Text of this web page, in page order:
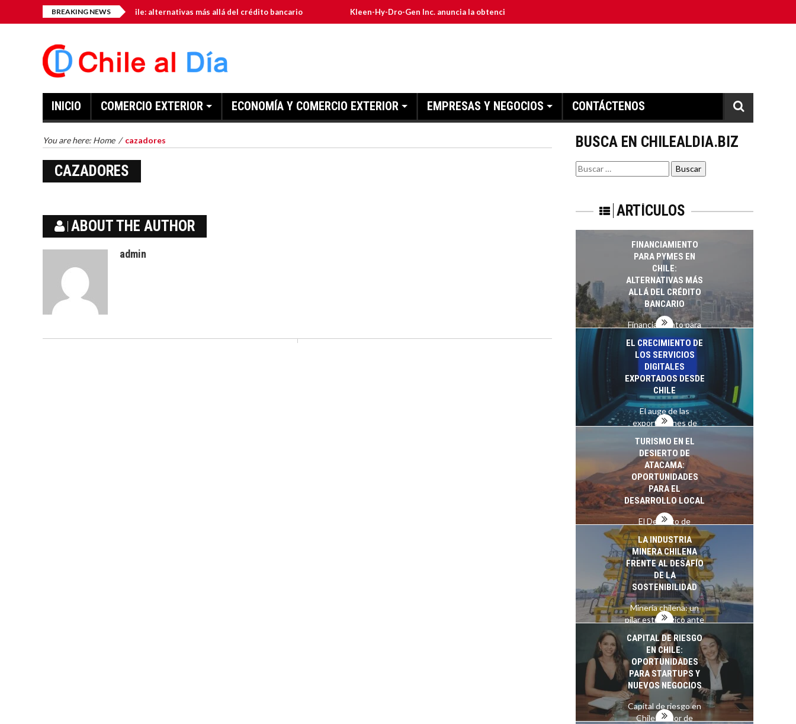
BREAKING NEWS
para pymes en Chile: alternativas más allá del crédito bancario Kleen-Hy-Dro-Gen Inc. anuncia la obtención de las certificaciones ISO 9001:2015 y TSSA
INICIO COMERCIO EXTERIOR ECONOMÍA Y COMERCIO EXTERIOR EMPRESAS Y NEGOCIOS CONTÁCTENOS
You are here: Home / cazadores
CAZADORES
ABOUT THE AUTHOR
admin
BUSCA EN CHILEALDIA.BIZ
Buscar
por:
ARTÍCULOS
FINANCIAMIENTO
PARA PYMES EN
CHILE:
ALTERNATIVAS MÁS
ALLÁ DEL CRÉDITO
BANCARIO
Financiamiento para
pymes en Chile:
alternativas que
trascienden el
crédito…
EL CRECIMIENTO DE
LOS SERVICIOS
DIGITALES
EXPORTADOS DESDE
CHILE
El auge de las
exportaciones de
Chile:…
TURISMO EN EL
DESIERTO DE
ATACAMA:
OPORTUNIDADES
PARA EL
DESARROLLO LOCAL
El Desierto de
Atacama: Motor
Estratégico para el
Desarrollo Turístico…
LA INDUSTRIA
MINERA CHILENA
FRENTE AL DESAFÍO
DE LA
SOSTENIBILIDAD
Minería chilena: un
pilar estratégico ante
el reto ineludible de…
CAPITAL DE RIESGO
EN CHILE:
OPORTUNIDADES
PARA STARTUPS Y
NUEVOS NEGOCIOS
Capital de riesgo en
Chile: motor de